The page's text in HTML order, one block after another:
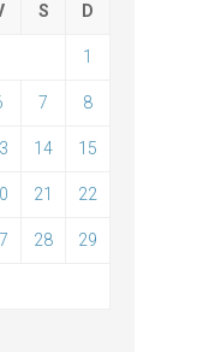
S D
1
7 8
14 15
21 22
28 29